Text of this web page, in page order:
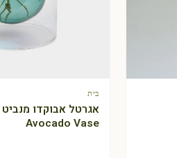
בית
Avocado Vase